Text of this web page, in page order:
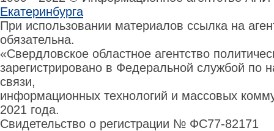
Екатеринбурга
При использовании материалов ссылка на
обязательна.
«Свердловское областное агентство
зарегистрировано в Федеральной службой по
связи,
информационных технологий и массовых
2021 года.
Свидетельство о регистрации № ФС77-82171